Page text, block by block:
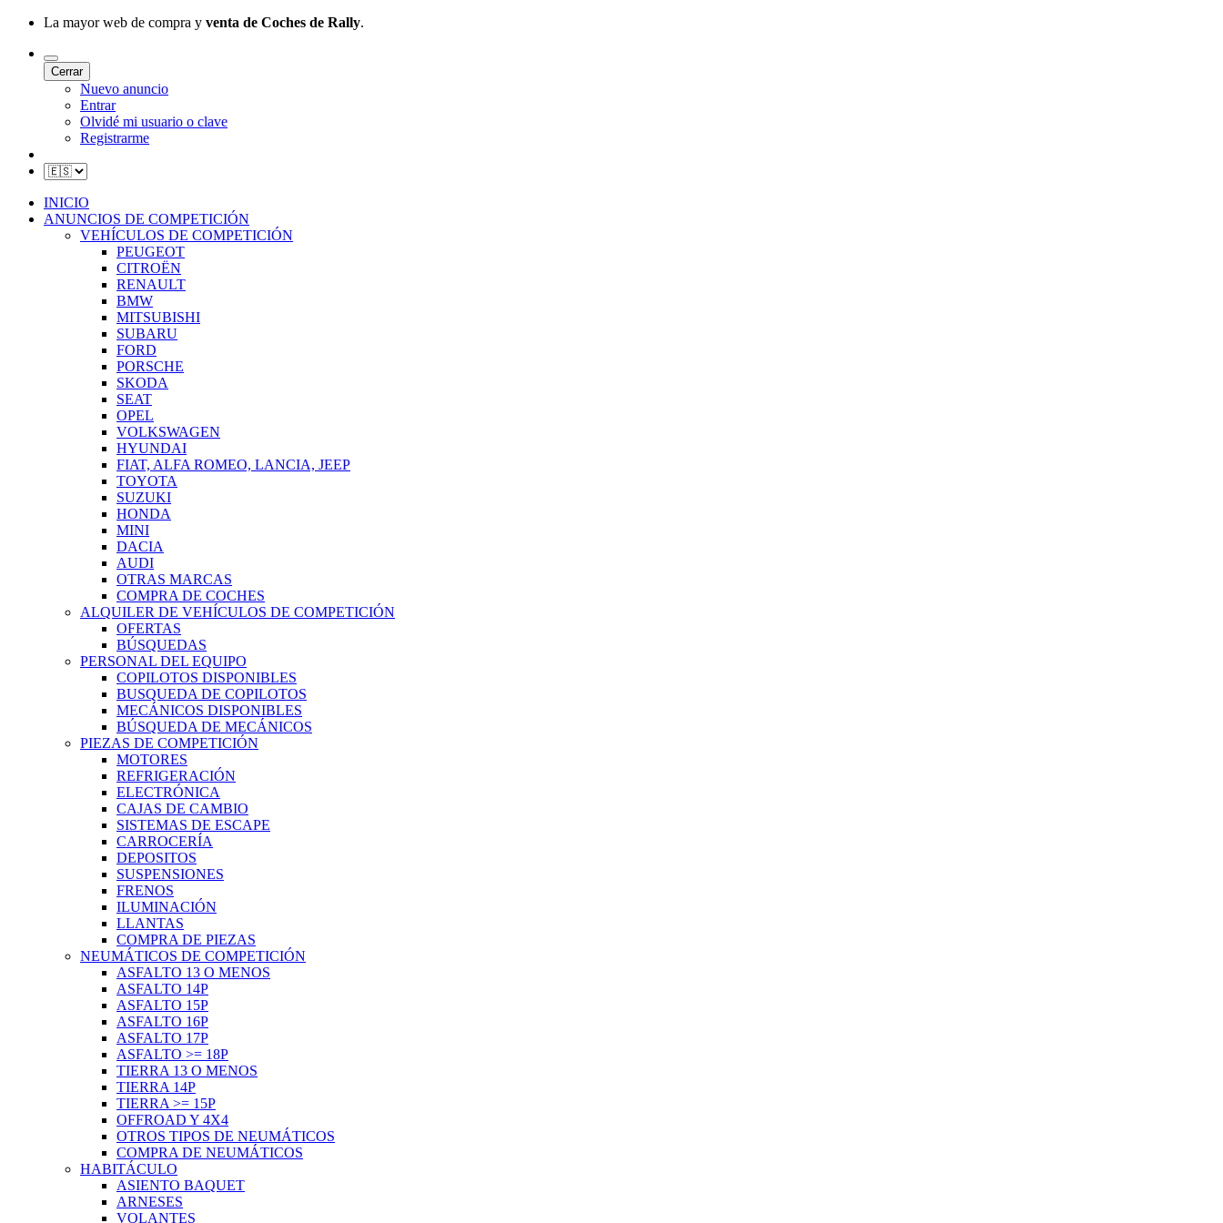
La mayor web de compra y venta de Coches de Rally.
Cerrar
Nuevo anuncio
Entrar
Olvidé mi usuario o clave
Registrarme
INICIO
ANUNCIOS DE COMPETICIÓN
VEHÍCULOS DE COMPETICIÓN
PEUGEOT
CITROËN
RENAULT
BMW
MITSUBISHI
SUBARU
FORD
PORSCHE
SKODA
SEAT
OPEL
VOLKSWAGEN
HYUNDAI
FIAT, ALFA ROMEO, LANCIA, JEEP
TOYOTA
SUZUKI
HONDA
MINI
DACIA
AUDI
OTRAS MARCAS
COMPRA DE COCHES
ALQUILER DE VEHÍCULOS DE COMPETICIÓN
OFERTAS
BÚSQUEDAS
PERSONAL DEL EQUIPO
COPILOTOS DISPONIBLES
BUSQUEDA DE COPILOTOS
MECÁNICOS DISPONIBLES
BÚSQUEDA DE MECÁNICOS
PIEZAS DE COMPETICIÓN
MOTORES
REFRIGERACIÓN
ELECTRÓNICA
CAJAS DE CAMBIO
SISTEMAS DE ESCAPE
CARROCERÍA
DEPOSITOS
SUSPENSIONES
FRENOS
ILUMINACIÓN
LLANTAS
COMPRA DE PIEZAS
NEUMÁTICOS DE COMPETICIÓN
ASFALTO 13 O MENOS
ASFALTO 14P
ASFALTO 15P
ASFALTO 16P
ASFALTO 17P
ASFALTO >= 18P
TIERRA 13 O MENOS
TIERRA 14P
TIERRA >= 15P
OFFROAD Y 4X4
OTROS TIPOS DE NEUMÁTICOS
COMPRA DE NEUMÁTICOS
HABITÁCULO
ASIENTO BAQUET
ARNESES
VOLANTES